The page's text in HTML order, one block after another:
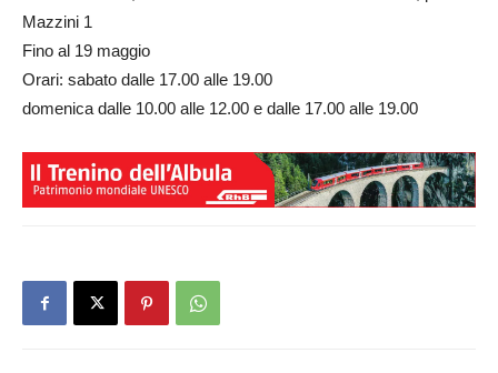
Mazzini 1
Fino al 19 maggio
Orari: sabato dalle 17.00 alle 19.00
domenica dalle 10.00 alle 12.00 e dalle 17.00 alle 19.00